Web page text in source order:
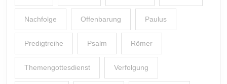
Nachfolge Offenbarung Paulus
Predigtreihe Psalm Römer
Themengottesdienst Verfolgung